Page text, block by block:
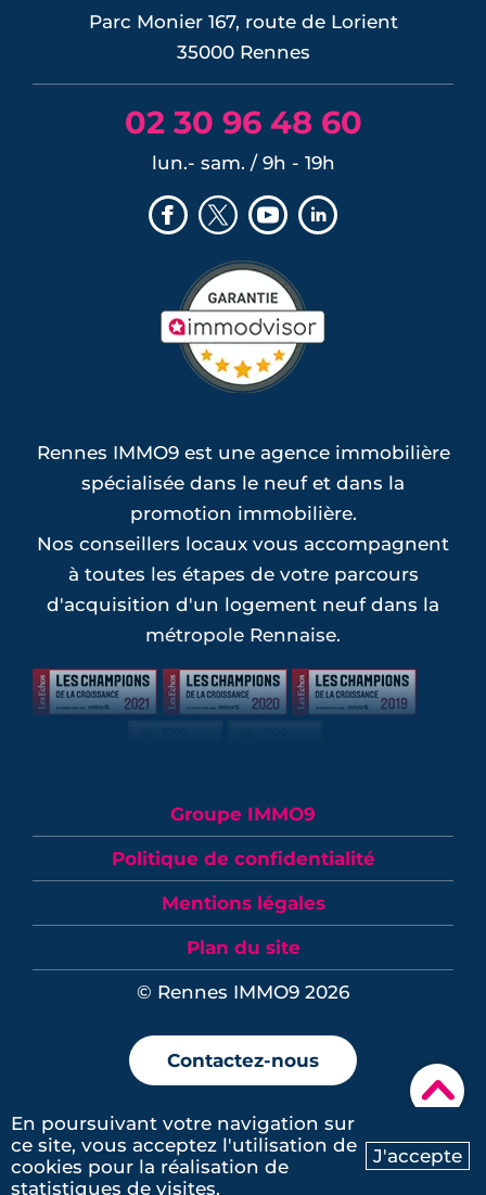
Ma recherche Contactez-nous
▾
Parc Monier 167, route de Lorient
35000 Rennes
02 30 96 48 60
lun.- sam. / 9h - 19h
Rennes IMMO9 est une agence immobilière
spécialisée dans le neuf et dans la
promotion immobilière.
Nos conseillers locaux vous accompagnent
à toutes les étapes de votre parcours
d'acquisition d'un logement neuf dans la
métropole Rennaise.
Groupe IMMO9
Politique de confidentialité
Mentions légales
Plan du site
© Rennes IMMO9 2026
Contactez-nous
En poursuivant votre navigation sur
ce site, vous acceptez l'utilisation de
cookies pour la réalisation de
statistiques de visites.
J'accepte